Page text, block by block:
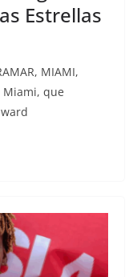
Estrellas
MIAMI,
Miami, que